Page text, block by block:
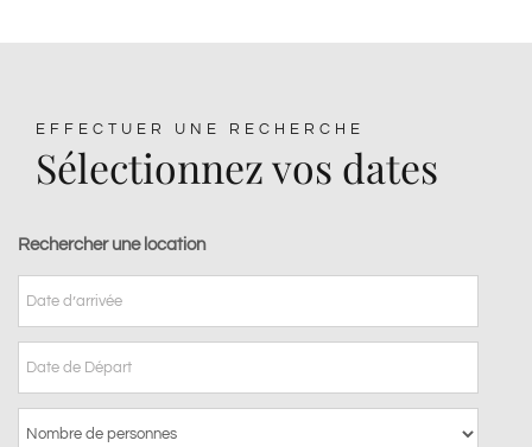
EFFECTUER UNE RECHERCHE
Sélectionnez vos dates
Rechercher une location